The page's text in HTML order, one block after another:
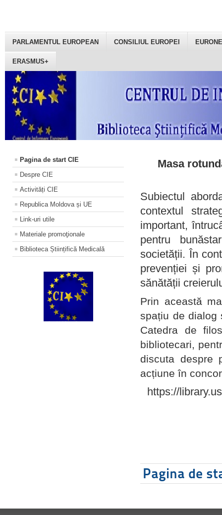
PARLAMENTUL EUROPEAN CONSILIUL EUROPEI
ERASMUS+
Pagina de start CIE
Despre CIE
Activități CIE
Republica Moldova și UE
Link-uri utile
Materiale promoţionale
Biblioteca Științifică Medicală
Masa
Subiectul
contextul
important,
pentru
societății. În
prevenției și
sănătății
Prin această
spațiu de dialog
Catedra de
bibliotecari,
discuta despre
acțiune în
https://
Pagina de